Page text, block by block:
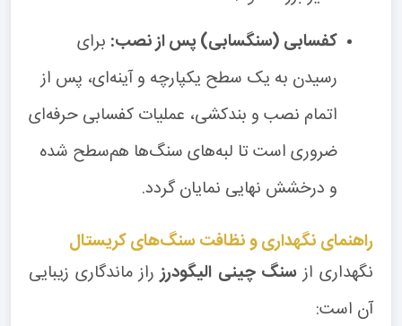
کفسابی (سنگسابی) پس از نصب: برای
رسیدن به یک سطح یکپارچه و آینه‌ای، پس از
اتمام نصب و بندکشی، عملیات کفسابی حرفه‌ای
ضروری است تا لبه‌های سنگ‌ها هم‌سطح شده
و درخشش نهایی نمایان گردد.
راهنمای نگهداری و نظافت سنگ‌های کریستال
نگهداری ازسنگ چینی الیگودرزراز ماندگاری زیبایی
آن است: